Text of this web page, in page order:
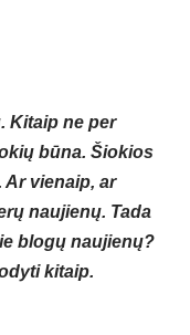
Kitaip ne per
būna. Šiokios
Ar vienaip, ar
naujienų. Tada
blogų naujienų?
kitaip.